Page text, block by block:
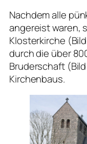
Nachdem alle
angereist waren,
Klosterkirche
durch die über
Bruderschaft
Kirchenbaus.